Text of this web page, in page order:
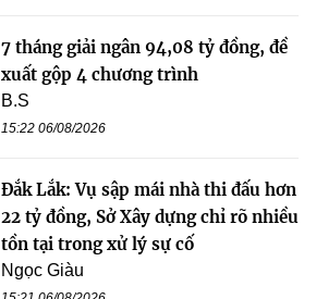
7 tháng giải ngân 94,08 tỷ đồng, đề
xuất gộp 4 chương trình
B.S
15:22 06/08/2026
Đắk Lắk: Vụ sập mái nhà thi đấu hơn
22 tỷ đồng, Sở Xây dựng chỉ rõ nhiều
tồn tại trong xử lý sự cố
Ngọc Giàu